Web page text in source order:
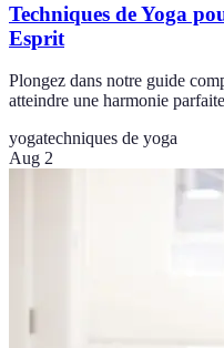
Techniques de Yoga
Esprit
Plongez dans notre guide
atteindre une harmonie
yogatechniques de yoga
Aug 2